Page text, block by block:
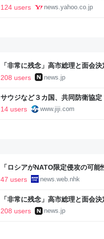
間で10人余に対し JNN報告書入
124 users news.yahoo.co.jp
「非常に残念」高市総理と面
爆体験者「何のために」 | NEWSjp
208 users news.jp
サウジなど３カ国、共同防衛協
トコム
14 users www.jiji.com
「ロシアがNATO限定侵攻の可
47 users
news.web.nhk
「非常に残念」高市総理と面
爆体験者「何のために」 | NEWSjp
208 users news.jp